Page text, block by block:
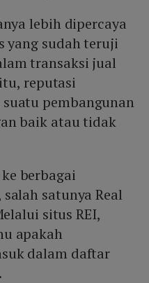
lebih dipercaya
yang sudah teruji
transaksi jual
reputasi
pembangunan
baik atau tidak
berbagai
satunya Real
situs REI,
apakah
dalam daftar